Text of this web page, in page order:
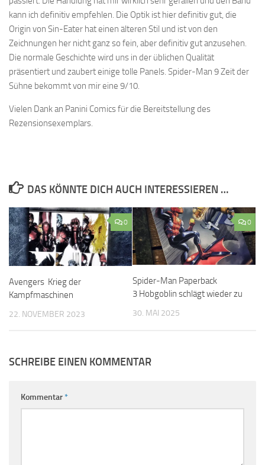
kann ich definitiv empfehlen. Die Optik ist hier definitiv gut, die
Origin von Sin-Eater hat einen älteren Stil und ist von den
Zeichnungen her nicht ganz so fein, aber definitiv gut anzusehen.
Die normale Geschichte wird uns in der üblichen Qualität
präsentiert und zaubert einige tolle Panels. Spider-Man 9 Zeit der
Sühne bekommt von mir eine 9/10.
Vielen Dank an Panini Comics für die Bereitstellung des
Rezensionsexemplars.
DAS KÖNNTE DICH AUCH INTERESSIEREN …
0
Avengers Krieg der
Kampfmaschinen
22. NOVEMBER 2023
0
Spider-Man Paperback
3 Hobgoblin schlägt wieder zu
30. MAI 2025
SCHREIBE EINEN KOMMENTAR
Kommentar*